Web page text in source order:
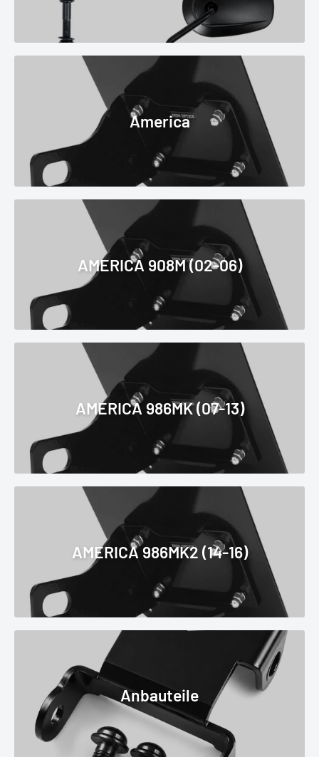
America
AMERICA 908M (02-06)
AMERICA 986MK (07-13)
AMERICA 986MK2 (14-16)
Anbauteile